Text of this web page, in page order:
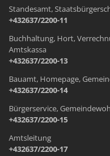
Standesamt,
+432637/2200-11
Buchhaltung, Hort,
Amtskassa
+432637/2200-13
Bauamt, Homepage,
+432637/2200-14
Bürgerservice,
+432637/2200-15
Amtsleitung
+432637/2200-17